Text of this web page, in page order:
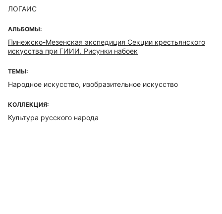
ЛОГАИС
АЛЬБОМЫ:
Пинежско-Мезенская экспедиция Секции крестьянского
искусства при ГИИИ. Рисунки набоек
ТЕМЫ:
Народное искусство, изобразительное искусство
КОЛЛЕКЦИЯ:
Культура русского народа